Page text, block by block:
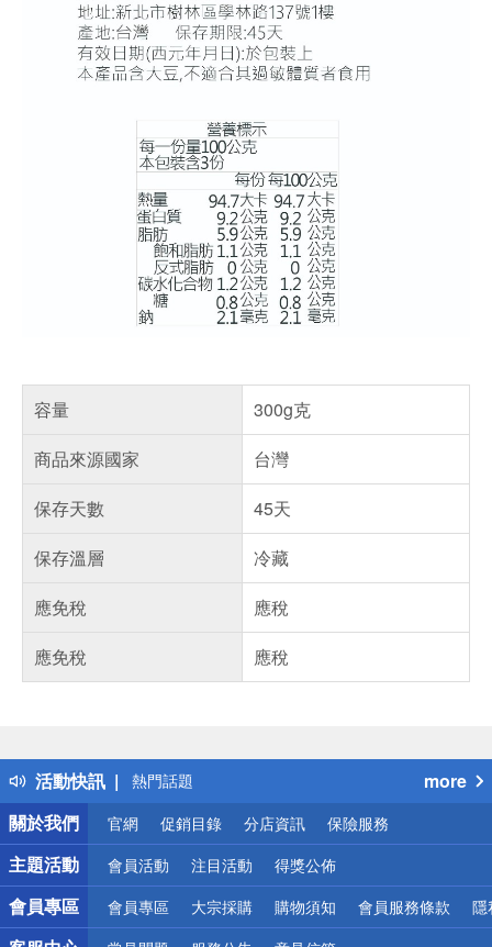
容量
300g克
商品來源國家
台灣
保存天數
45天
保存溫層
冷藏
應免稅
應稅
應免稅
應稅
活動快訊
得獎公告
熱門話題
銀行優惠
偏遠地區配送
詐騙網頁！請小心！
more
關於我們
官網 促銷目錄 分店資訊 保險服務
主題活動 會員活動 注目活動 得獎公佈
會員專區 會員專區 大宗採購 購物須知 會員服務條款 隱